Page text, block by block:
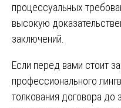
процессуальных
высокую
заключений.
Если перед вами стоит
профессионального
толкования договора